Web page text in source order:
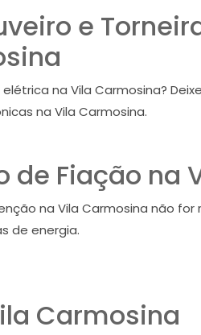
e
na Vila Carmosina?
na Vila Carmosina.
de Fiação na
na Vila Carmosina não for
de energia.
Carmosina